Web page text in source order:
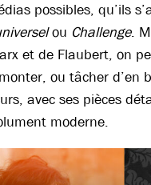
possibles, qu’ils
ou Challenge.
et de Flaubert, on
ou tâcher d’en
avec ses pièces
moderne.